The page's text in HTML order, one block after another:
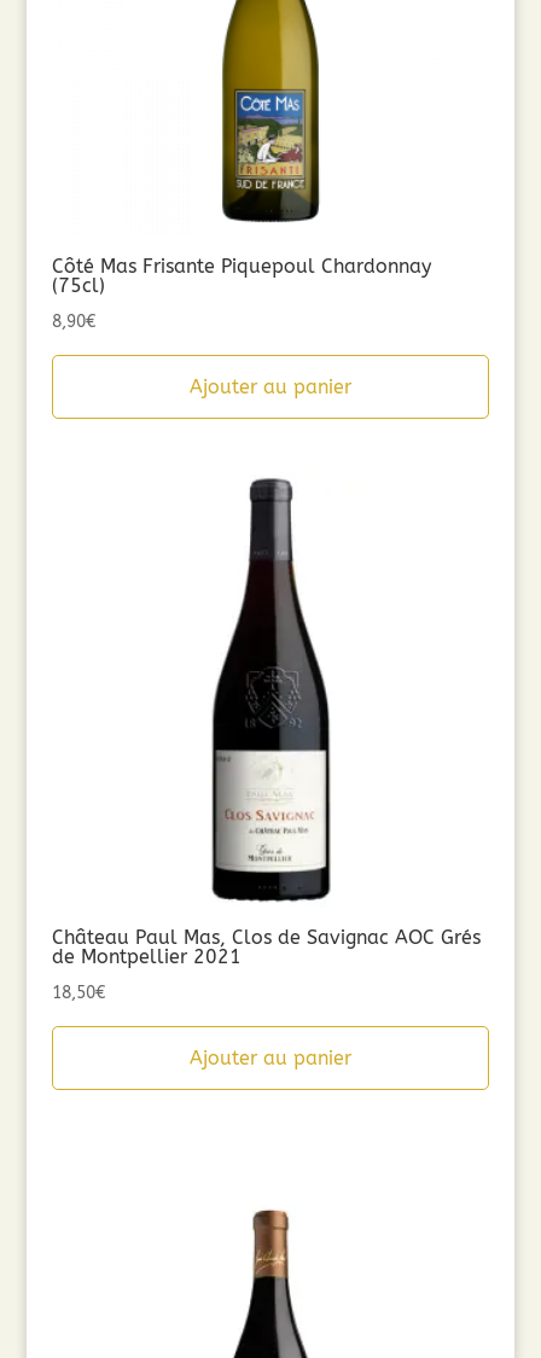
Côté Mas Frisante Piquepoul Chardonnay
(75cl)
8,90€
Ajouter au panier
Château Paul Mas, Clos de Savignac AOC Grés
de Montpellier 2021
18,50€
Ajouter au panier